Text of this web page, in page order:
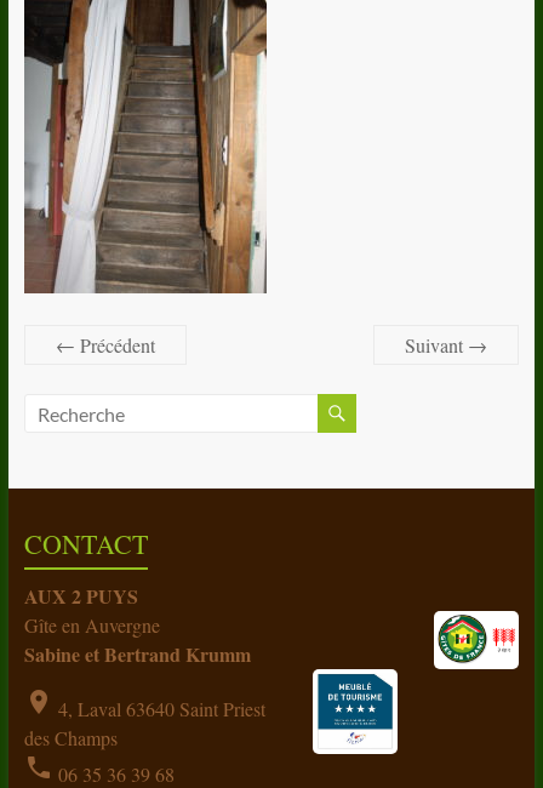
← Précédent Suivant →
CONTACT
AUX 2 PUYS
Gîte en Auvergne
Sabine et Bertrand Krumm
location_on 4, Laval 63640 Saint Priest
des Champs
phone 06 35 36 39 68